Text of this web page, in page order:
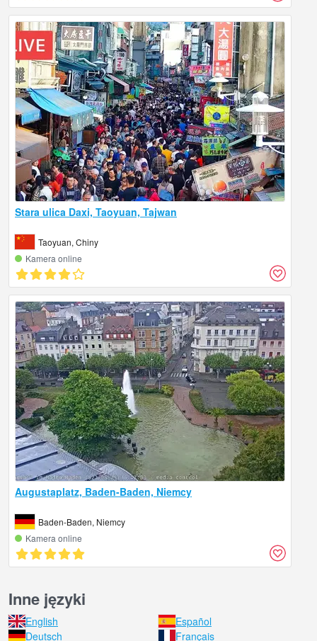
Stara ulica Daxi, Taoyuan, Tajwan
Taoyuan, Chiny
Kamera online
Augustaplatz, Baden-Baden, Niemcy
Baden-Baden, Niemcy
Kamera online
Inne języki
English
Español
Deutsch
Français